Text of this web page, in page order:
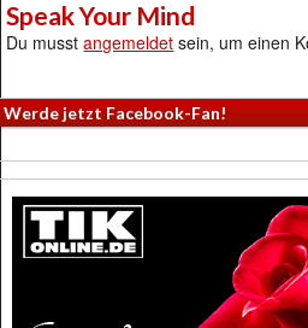
Speak Your Mind
Du musstangemeldet sein, um einen
Werde jetzt Facebook-Fan!